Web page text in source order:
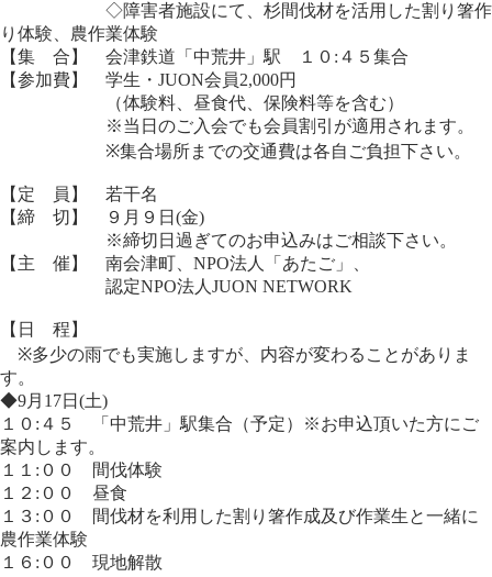
◇障害者施設にて、杉間伐材を活用した割り箸作
り体験、農作業体験
【集 合】 会津鉄道「中荒井」駅 １０:４５集合
【参加費】 学生・JUON会員2,000円
（体験料、昼食代、保険料等を含む）
※当日のご入会でも会員割引が適用されます。
※集合場所までの交通費は各自ご負担下さい。
【定 員】 若干名
【締 切】 ９月９日(金)
※締切日過ぎてのお申込みはご相談下さい。
【主 催】 南会津町、NPO法人「あたご」、
認定NPO法人JUON NETWORK
【日 程】
※多少の雨でも実施しますが、内容が変わることがありま
す。
◆9月17日(土)
１０:４５ 「中荒井」駅集合（予定）※お申込頂いた方にご
案内します。
１１:００ 間伐体験
１２:００ 昼食
１３:００ 間伐材を利用した割り箸作成及び作業生と一緒に
農作業体験
１６:００ 現地解散